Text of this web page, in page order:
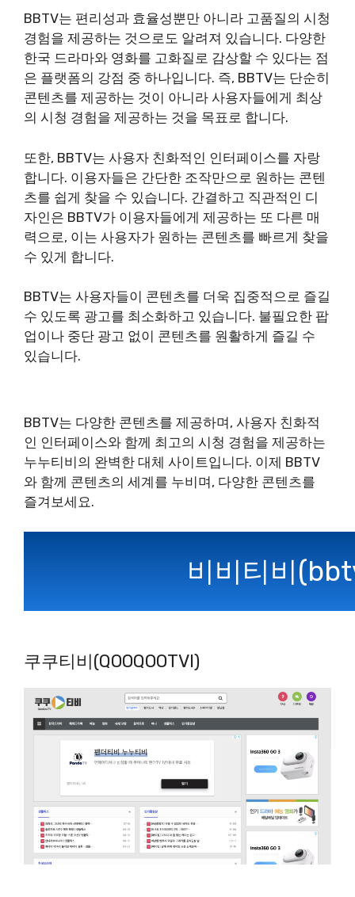
BBTV는 편리성과 효율성뿐만 아니라 고품질의 시청
경험을 제공하는 것으로도 알려져 있습니다. 다양한
한국 드라마와 영화를 고화질로 감상할 수 있다는 점
은 플랫폼의 강점 중 하나입니다. 즉, BBTV는 단순히
콘텐츠를 제공하는 것이 아니라 사용자들에게 최상
의 시청 경험을 제공하는 것을 목표로 합니다.
또한, BBTV는 사용자 친화적인 인터페이스를 자랑
합니다. 이용자들은 간단한 조작만으로 원하는 콘텐
츠를 쉽게 찾을 수 있습니다. 간결하고 직관적인 디
자인은 BBTV가 이용자들에게 제공하는 또 다른 매
력으로, 이는 사용자가 원하는 콘텐츠를 빠르게 찾을
수 있게 합니다.
BBTV는 사용자들이 콘텐츠를 더욱 집중적으로 즐길
수 있도록 광고를 최소화하고 있습니다. 불필요한 팝
업이나 중단 광고 없이 콘텐츠를 원활하게 즐길 수
있습니다.
BBTV는 다양한 콘텐츠를 제공하며, 사용자 친화적
인 인터페이스와 함께 최고의 시청 경험을 제공하는
누누티비의 완벽한 대체 사이트입니다. 이제 BBTV
와 함께 콘텐츠의 세계를 누비며, 다양한 콘텐츠를
즐겨보세요.
비비티비
쿠쿠티비(QOOQOOTVI)